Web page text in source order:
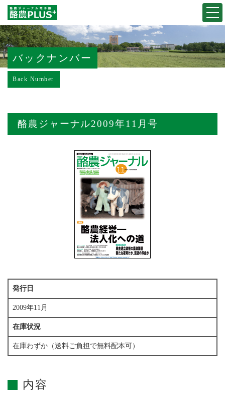
バックナンバー
Back Number
酪農ジャーナル2009年11月号
発行日
2009年11月
在庫状況
在庫わずか（送料ご負担で無料配本可）
内容